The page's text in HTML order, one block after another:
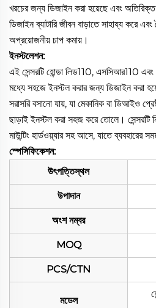
খরচের জন্য ডিজাইন করা হয়েছে এবং
ডিজাইন ব্যাটারি জীবন বাড়াতে সাহায্য করে
অপ্রয়োজনীয় চাপ কমায়।
ইনস্টলেশন:
এই সেন্সরটি হোন্ডা লিড110, এসসিআর110
মধ্যে সহজে ইনস্টল করার জন্য ডিজাইন করা
সরাসরি বসানো যায়, যা মেকানিক বা ডিআইও
ছাড়াই ইনস্টল করা সহজ করে তোলে। সেন্সরটি
মাউন্টিং হার্ডওয়্যার সহ আসে, যাতে ব্যবহারের
স্পেসিফিকেশন:
উৎপত্তিস্থল
উপাদান
অংশ নম্বর
MOQ
PCS/CTN
মডেল